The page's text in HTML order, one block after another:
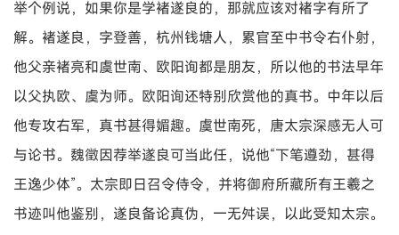
举个例说，如果你是学褚遂良的，那就应该对褚字有所了
解。褚遂良，字登善，杭州钱塘人，累官至中书令右仆射，
他父亲褚亮和虞世南、欧阳询都是朋友，所以他的书法早年
以父执欧、虞为师。欧阳询还特别欣赏他的真书。中年以后
他专攻右军，真书甚得媚趣。虞世南死，唐太宗深感无人可
与论书。魏徵因荐举遂良可当此任，说他“下笔遵劲，甚得
王逸少体”。太宗即日召令侍令，并将御府所藏所有王羲之
书迹叫他鉴别，遂良备论真伪，一无舛误，以此受知太宗。